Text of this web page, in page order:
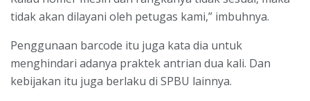
tidak akan dilayani oleh petugas kami,” imbuhnya.
Penggunaan barcode itu juga kata dia untuk
menghindari adanya praktek antrian dua kali. Dan
kebijakan itu juga berlaku di SPBU lainnya.